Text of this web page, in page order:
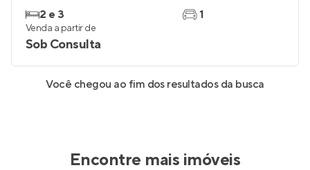
2 e 3
1
Venda a partir de
Sob Consulta
Você chegou ao fim dos resultados da busca
Encontre mais imóveis